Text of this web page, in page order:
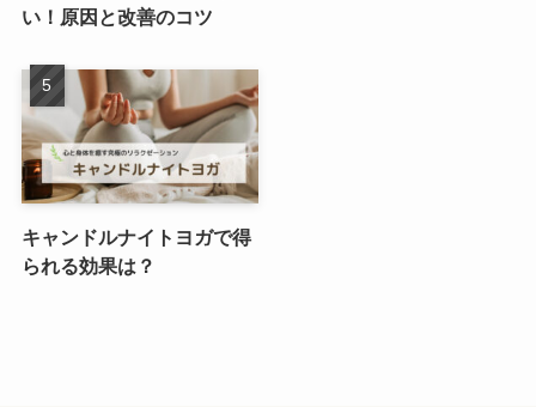
い！原因と改善のコツ
キャンドルナイトヨガで得
られる効果は？